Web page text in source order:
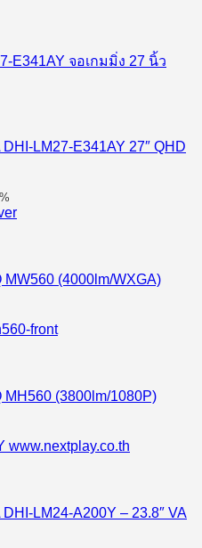
LM27-E341AY 27″ QHD
MW560 (4000lm/WXGA)
MH560 (3800lm/1080P)
LM24-A200Y – 23.8″ VA